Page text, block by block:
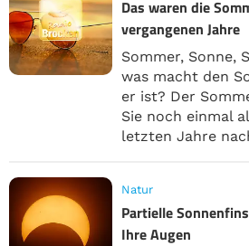
Das waren die
vergangenen Jahre
Sommer, Sonne,
was macht den
er ist? Der
Sie noch einmal
letzten Jahre
Natur
Partielle
Ihre Augen